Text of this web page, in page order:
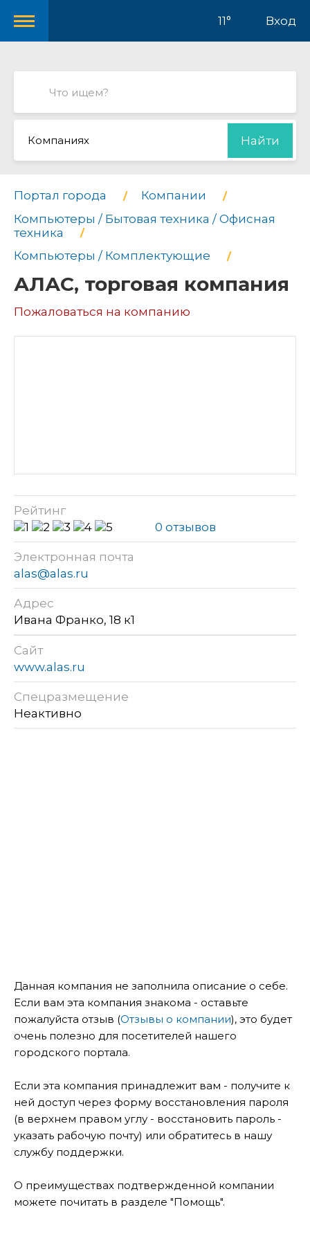
11° Вход
Компаниях Найти
Портал города
Компании
Компьютеры / Бытовая техника / Офисная
техника
Компьютеры / Комплектующие
АЛАС, торговая компания
Пожаловаться на компанию
Рейтинг
0 отзывов
Электронная почта
alas@alas.ru
Адрес
Ивана Франко, 18 к1
Сайт
www.alas.ru
Спецразмещение
Неактивно
Данная компания не заполнила описание о себе.
Если вам эта компания знакома - оставьте
пожалуйста отзыв (Отзывы о компании), это будет
очень полезно для посетителей нашего
городского портала.
Если эта компания принадлежит вам - получите к
ней доступ через форму восстановления пароля
(в верхнем правом углу - восстановить пароль -
указать рабочую почту) или обратитесь в нашу
службу поддержки.
О преимуществах подтвержденной компании
можете почитать в разделе "Помощь".